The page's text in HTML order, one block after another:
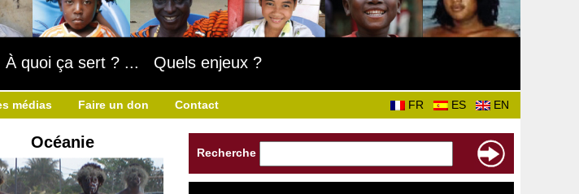
quoi ça sert ? ... Quels enjeux ?
médias Faire un don Contact FR ES EN
Océanie
Recherche